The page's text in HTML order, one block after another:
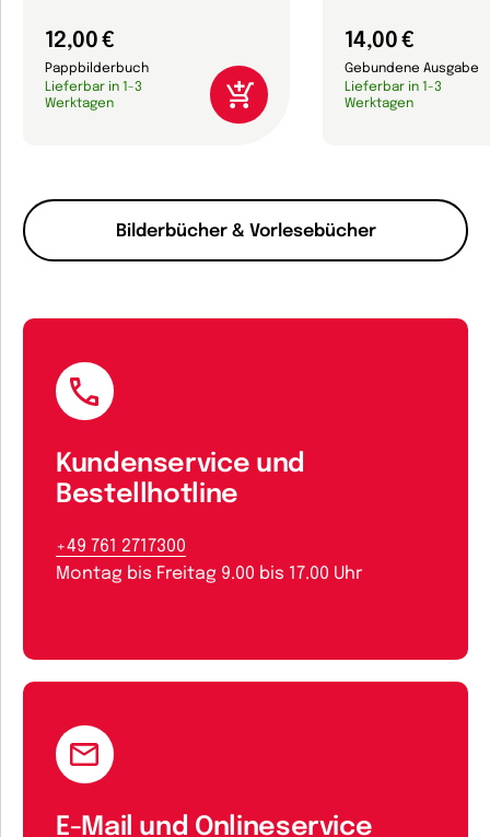
Bilderbücher & Vorlesebücher
12,00 €
Pappbilderbuch
Lieferbar in 1-3
Werktagen
14,00 €
Gebundene Ausgabe
Lieferbar in 1-3
Werktagen
Kundenservice und
Bestellhotline
+49 761 2717300
Montag bis Freitag 9.00 bis 17.00 Uhr
E-Mail und Onlineservice